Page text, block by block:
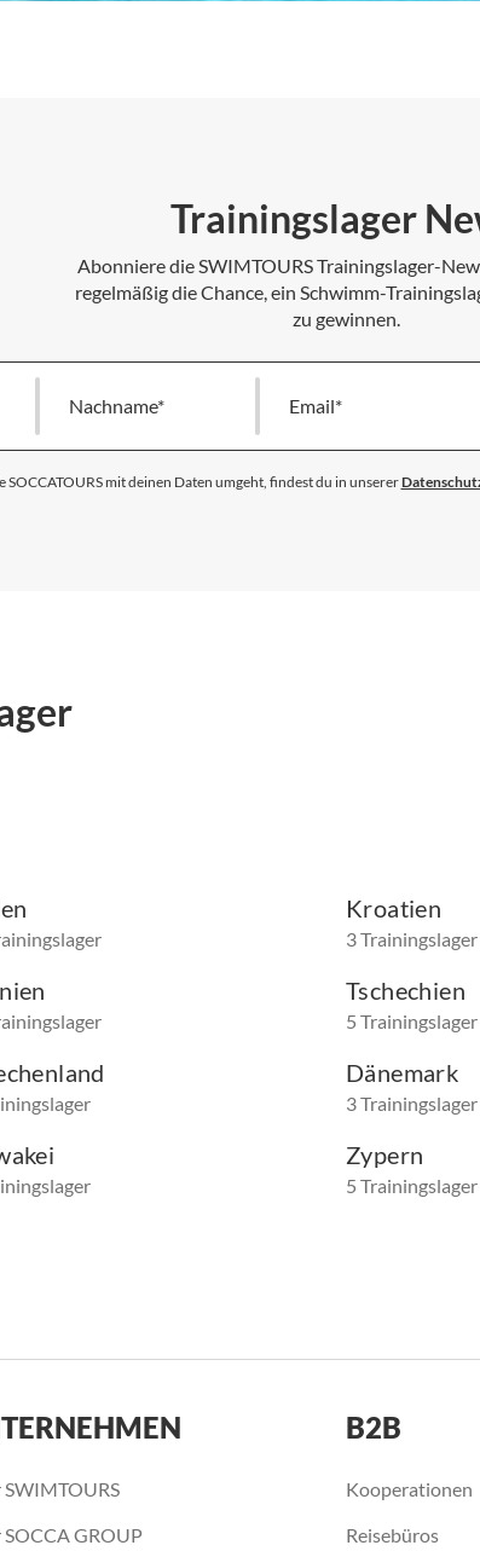
Trainingslager
Abonniere die SWIMTOURS Trainingslager-
regelmäßig die Chance, ein Schwimm-
zu gewinnen.
dich
Newsletter
mit deinen Daten umgeht, findest du in unserer
Kroatien
3 Trainingslager
Tschechien
5 Trainingslager
Dänemark
3 Trainingslager
Zypern
5 Trainingslager
SWIMTOURS
SOCCA GROUP
B2B
Kooperationen
Reisebüros